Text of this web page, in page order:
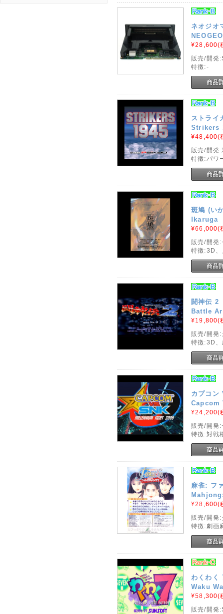
ネオジ
¥28,600(
販売/開発
特徴:-
ストライ
Strikers
¥48,400(
販売/開発:
特徴:パワ
斑鳩 (い
Ikaruga
¥66,000(
販売/開発:
特徴:3D、
闘神伝 2
Battle
¥19,800(
販売/開発:
特徴:3D、
カプコ
¥24,200(
販売/開発
特徴:対戦
麻雀: フ
¥28,600(
販売/開発:
特徴:劇画
わくわく
Waku
¥58,300(
販売/開発